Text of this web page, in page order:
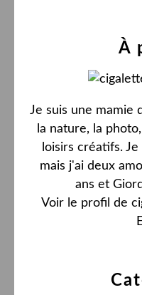
À
Je suis une mamie
la nature, la
loisirs créatifs.
mais j'ai deux
ans et
Voir le profil de